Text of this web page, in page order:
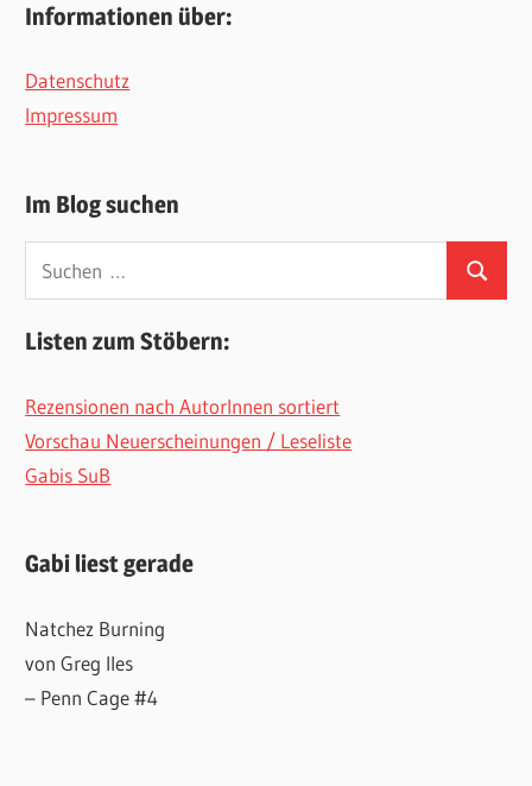
Informationen über:
Datenschutz
Impressum
Im Blog suchen
Suchen
nach:
Suchen
Listen zum Stöbern:
Rezensionen nach AutorInnen sortiert
Vorschau Neuerscheinungen / Leseliste
Gabis SuB
Gabi liest gerade
Natchez Burning
von Greg Iles
– Penn Cage #4